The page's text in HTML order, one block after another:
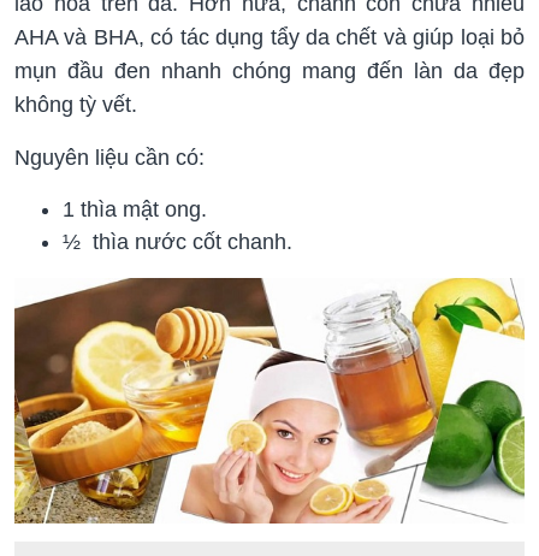
AHA và BHA, có tác dụng tẩy da chết và giúp loại bỏ
mụn đầu đen nhanh chóng mang đến làn da đẹp
không tỳ vết.
Nguyên liệu cần có:
1 thìa mật ong.
½ thìa nước cốt chanh.